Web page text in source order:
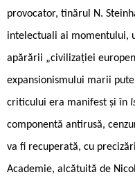
provocator, tînărul N.
intelectuali ai momentului,
apărării „civilizației
expansionismului marii
criticului era manifest și în
componentă antirusă,
va fi recuperată, cu
Academie, alcătuită de